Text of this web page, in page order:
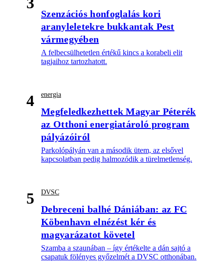
Szenzációs honfoglalás kori
aranyleletekre bukkantak Pest
vármegyében
A felbecsülhetetlen értékű kincs a korabeli elit
tagjaihoz tartozhatott.
4 energia
Megfeledkezhettek Magyar Péterék
az Otthoni energiatároló program
pályázóiról
Parkolópályán van a második ütem, az elsővel
kapcsolatban pedig halmozódik a türelmetlenség.
5 DVSC
Debreceni balhé Dániában: az FC
Köbenhavn elnézést kér és
magyarázatot követel
Szamba a szaunában – így értékelte a dán sajtó a
csapatuk fölényes győzelmét a DVSC otthonában.